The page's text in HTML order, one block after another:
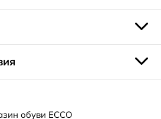
обуви ECCO